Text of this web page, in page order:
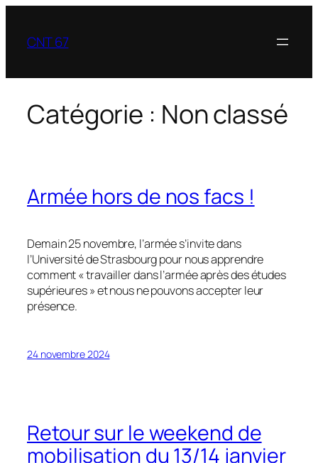
contenu
CNT 67
Catégorie : Non classé
Armée hors de nos facs !
Demain 25 novembre, l’armée s’invite dans
l’Université de Strasbourg pour nous apprendre
comment « travailler dans l’armée après des études
supérieures » et nous ne pouvons accepter leur
présence.
24 novembre 2024
Retour sur le weekend de
mobilisation du 13/14 janvier